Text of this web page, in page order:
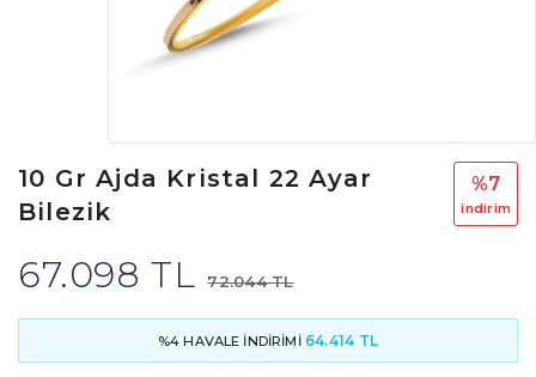
10 Gr Ajda Kristal 22 Ayar
Bilezik
67.098 TL 72.044 TL
%7
i̇ndi̇ri̇m
%4 HAVALE İNDİRİMİ 64.414 TL